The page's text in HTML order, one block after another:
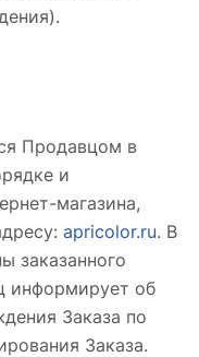
Продавцом в
и
магазина,
apricolor.ru. В
заказанного
информирует об
Заказа по
Заказа.